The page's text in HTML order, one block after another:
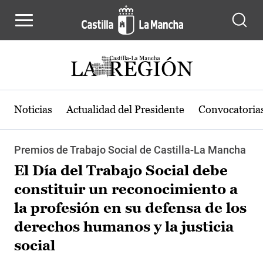
Noticias Actualidad del Presidente
Premios de Trabajo Social de Castilla-La Mancha
El Día del Trabajo Social debe
constituir un reconocimiento a
la profesión en su defensa de los
derechos humanos y la justicia
social